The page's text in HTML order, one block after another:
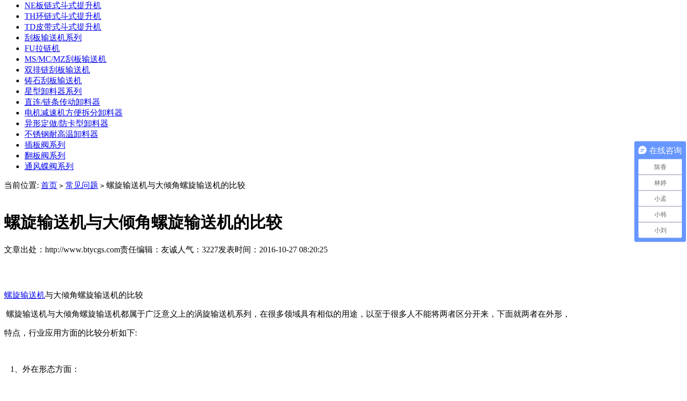
NE板链式斗式提升机
TH环链式斗式提升机
TD皮带式斗式提升机
刮板输送机系列
FU拉链机
MS/MC/MZ刮板输送机
双排链刮板输送机
铸石刮板输送机
星型卸料器系列
直连/链条传动卸料器
电机减速机方便拆分卸料器
异形定做/防卡型卸料器
不锈钢耐高温卸料器
插板阀系列
翻板阀系列
通风蝶阀系列
当前位置: 首页 > 常见问题 > 螺旋输送机与大倾角螺旋输送机的比较
螺旋输送机与大倾角螺旋输送机的比较
文章出处：http://www.btycgs.com责任编辑：友诚 人气： 3227发表时间：2016-10-27 08:20:25
螺旋输送机与大倾角螺旋输送机的比较
螺旋输送机与大倾角螺旋输送机都属于广泛意义上的涡旋输送机系列，在很多领域具有相似的用途，以至于很多人不能将两者区分开来，下面就两者在外形，
特点，行业应用方面的比较分析如下:
1、外在形态方面：
在线咨询
陈香
林婷
小孟
小韩
小刘